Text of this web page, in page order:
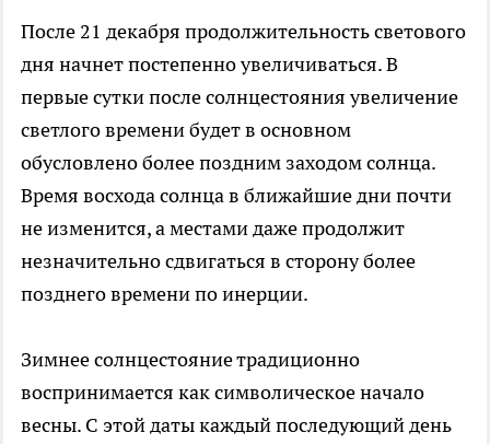
После 21 декабря продолжительность светового
дня начнет постепенно увеличиваться. В
первые сутки после солнцестояния увеличение
светлого времени будет в основном
обусловлено более поздним заходом солнца.
Время восхода солнца в ближайшие дни почти
не изменится, а местами даже продолжит
незначительно сдвигаться в сторону более
позднего времени по инерции.
Зимнее солнцестояние традиционно
воспринимается как символическое начало
весны. С этой даты каждый последующий день